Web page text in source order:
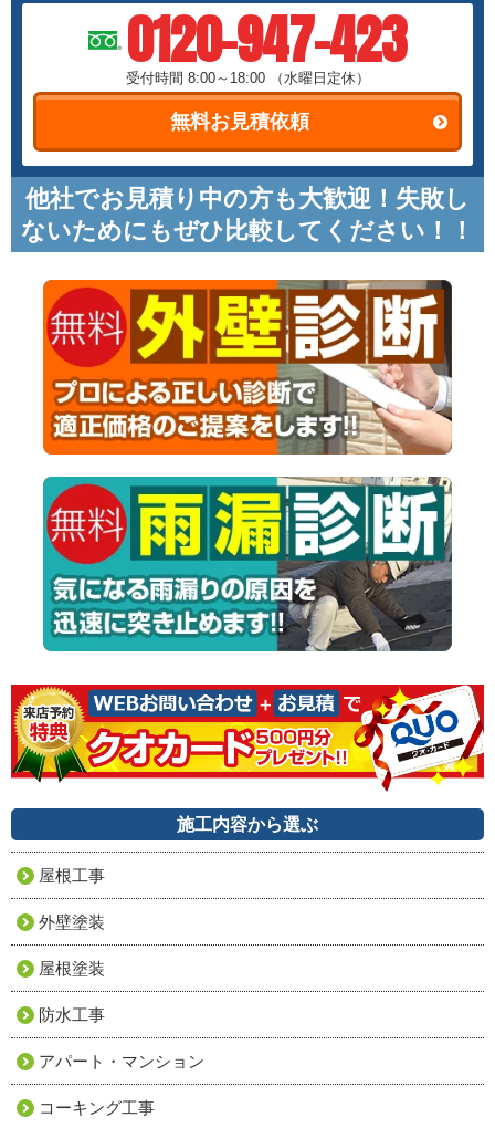
0120-947-423
受付時間 8:00～18:00 （水曜日定休）
無料お見積依頼
他社でお見積り中の方も大歓迎！失敗し
ないためにもぜひ比較してください！！
施工内容から選ぶ
屋根工事
外壁塗装
屋根塗装
防水工事
アパート・マンション
コーキング工事